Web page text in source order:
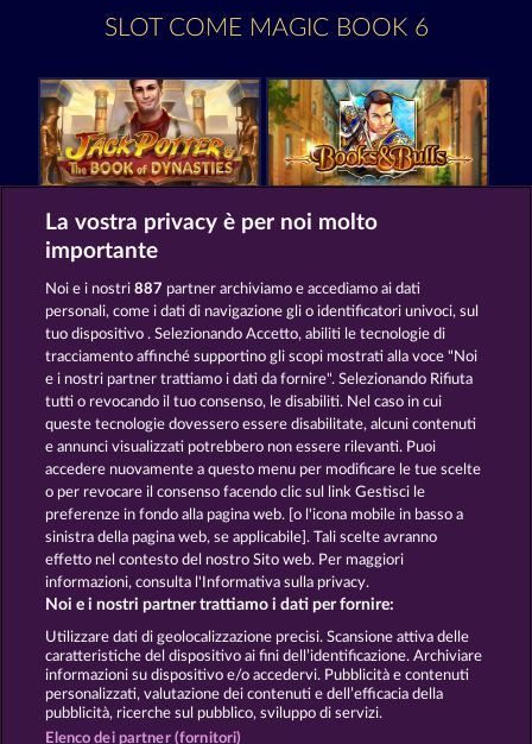
SLOT COME MAGIC BOOK 6
Jack Potter and the Book of Dynasties Books and Bulls
The black Book of Pirates Atlas of Legends
Termini e condizioni
Informativa sulla privacy e cookies
Note legali Società FAQ
Invia richiesta di recesso
La vostra privacy è per noi molto
importante
Noi e i nostri887 partner archiviamo e accediamo ai dati
personali, come i dati di navigazione gli o identificatori univoci, sul
tuo dispositivo . Selezionando Accetto, abiliti le tecnologie di
tracciamento affinché supportino gli scopi mostrati alla voce "Noi
e i nostri partner trattiamo i dati da fornire". Selezionando Rifiuta
tutti o revocando il tuo consenso, le disabiliti. Nel caso in cui
queste tecnologie dovessero essere disabilitate, alcuni contenuti
e annunci visualizzati potrebbero non essere rilevanti. Puoi
accedere nuovamente a questo menu per modificare le tue scelte
o per revocare il consenso facendo clic sul link Gestisci le
preferenze in fondo alla pagina web. [o l'icona mobile in basso a
sinistra della pagina web, se applicabile]. Tali scelte avranno
effetto nel contesto del nostro Sito web. Per maggiori
informazioni, consulta l'Informativa sulla privacy.
Noi e i nostri partner trattiamo i dati per fornire:
Utilizzare dati di geolocalizzazione precisi. Scansione attiva delle
caratteristiche del dispositivo ai fini dell’identificazione. Archiviare
informazioni su dispositivo e/o accedervi. Pubblicità e contenuti
personalizzati, valutazione dei contenuti e dell’efficacia della
pubblicità, ricerche sul pubblico, sviluppo di servizi.
Elenco dei partner (fornitori)